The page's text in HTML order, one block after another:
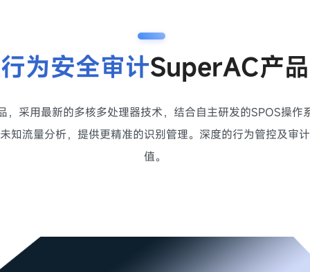
为安全审计SuperAC产
采用最新的多核多处理器技术，结合自主研发的SPOS操
知流量分析，提供更精准的识别管理。深度的行为管控及审
值。